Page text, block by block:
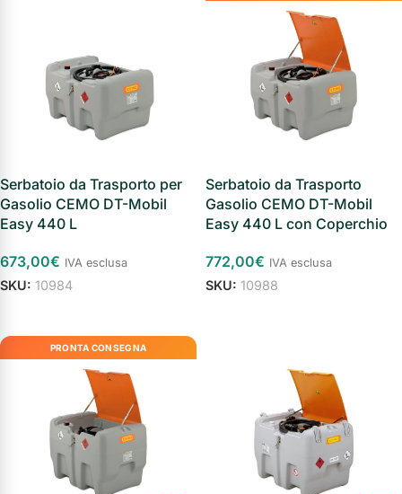
Serbatoio da Trasporto per
Gasolio CEMO DT-Mobil
Easy 440 L
673,00€ IVA esclusa
SKU: 10984
Serbatoio da Trasporto
Gasolio CEMO DT-Mobil
Easy 440 L con Coperchio
772,00€ IVA esclusa
SKU: 10988
PRONTA CONSEGNA